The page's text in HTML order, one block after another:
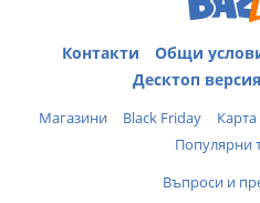
Контакти Общи
Десктоп версия
Магазини Black Friday
Популярни
Въпроси и